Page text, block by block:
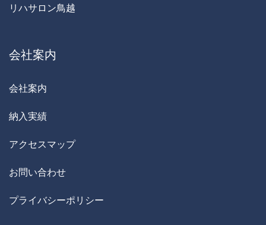
リハサロン鳥越
会社案内
会社案内
納入実績
アクセスマップ
お問い合わせ
プライバシーポリシー